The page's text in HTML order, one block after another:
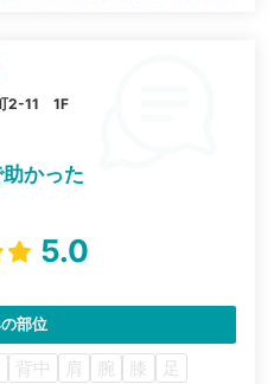
2-11 1F
かった
5.0
部位
背中 肩 腕 膝 足